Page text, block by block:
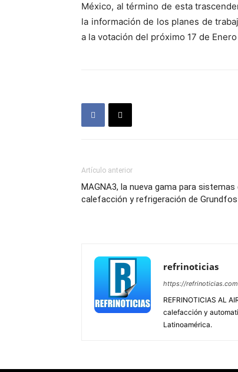
México, al término de esta
la información de los planes de
a la votación del próximo 17 de
Artículo anterior
MAGNA3, la nueva gama para sistemas
calefacción y refrigeración de Grundfos
refrinoticias
https://refrinoticias.com
REFRINOTICIAS AL
calefacción y
Latinoamérica.